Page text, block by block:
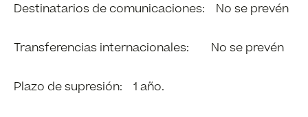
Destinatarios de comunicaciones: No se prevén
Transferencias internacionales: No se prevén
Plazo de supresión: 1 año.